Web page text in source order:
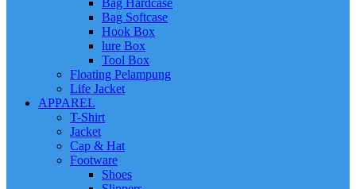
Bag Softcase
Hook Box
lure Box
Tool Box
Floating Pelampung
Life Jacket
APPAREL
T-Shirt
Jacket
Cap & Hat
Footware
Shoes